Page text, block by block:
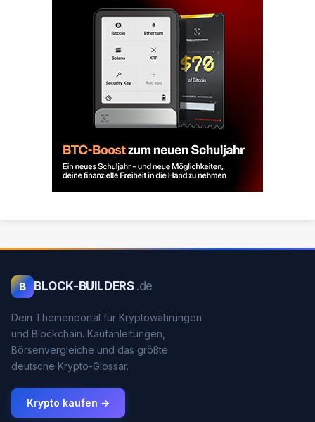
B BLOCK-BUILDERS .de
Dein Themenportal für Kryptowährungen
und Blockchain. Kaufanleitungen,
Börsenvergleiche und das größte
deutsche Krypto-Glossar.
Krypto kaufen →